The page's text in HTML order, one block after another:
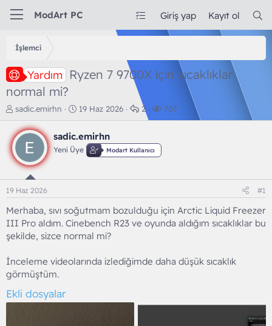
ModArt PC Giriş yap Kayıt ol
İşlemci
Yardım Ryzen 7 9700X için sıcaklıklar
normal mi?
K
o
n
b
u
y
a
a
t
n
sadic.emirhn
B
a
l
a
ç
a
r
i
i
19 Haz 2026
C
e
p
2
G
ö
e
m
e
707
sadic.emirhn
Yeni Üye Modart Kullanıcı
19 Haz 2026 #1
Merhaba, sıvı soğutmam bozulduğu için Arctic Liquid Freezer
III Pro aldım. Cinebench R23 ve oyunda aldığım sıcaklıklar bu
şekilde, sizce normal mi?
İnceleme videolarında izlediğimde daha düşük sıcaklık
görmüştüm.
Ekli dosyalar